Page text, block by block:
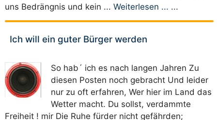
uns Bedrängnis und kein ... Weiterlesen ... ...
Ich will ein guter Bürger werden
So hab´ ich es nach langen Jahren Zu
diesen Posten noch gebracht Und leider
nur zu oft erfahren, Wer hier im Land das
Wetter macht. Du sollst, verdammte
Freiheit ! mir Die Ruhe fürder nicht gefährden;